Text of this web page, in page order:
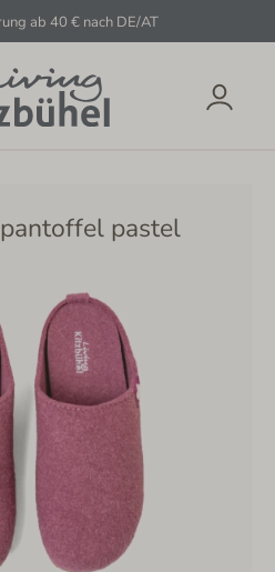
ab 40 € nach DE/AT
pastel